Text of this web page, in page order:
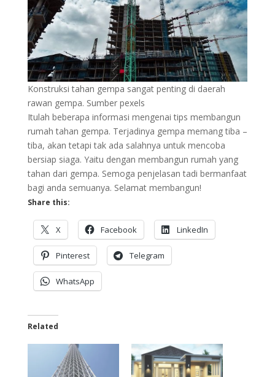
Konstruksi tahan gempa sangat penting di daerah
rawan gempa. Sumber pexels
Itulah beberapa informasi mengenai tips membangun
rumah tahan gempa. Terjadinya gempa memang tiba –
tiba, akan tetapi tak ada salahnya untuk mencoba
bersiap siaga. Yaitu dengan membangun rumah yang
tahan dari gempa. Semoga penjelasan tadi bermanfaat
bagi anda semuanya. Selamat membangun!
Share this:
X Facebook LinkedIn
Pinterest Telegram
WhatsApp
Related